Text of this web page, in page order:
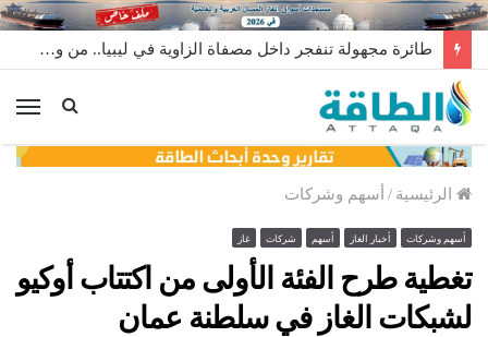
طائرة مجهولة تنفجر داخل مصفاة الزاوية في ليبيا.. من وراء إطلاقها؟
الرئيسية / أسهم وشركات
أسهم وشركات أخبار الغاز أسهم شركات غاز
تغطية طرح الفئة الأولى من اكتتاب أوكيو
لشبكات الغاز في سلطنة عمان